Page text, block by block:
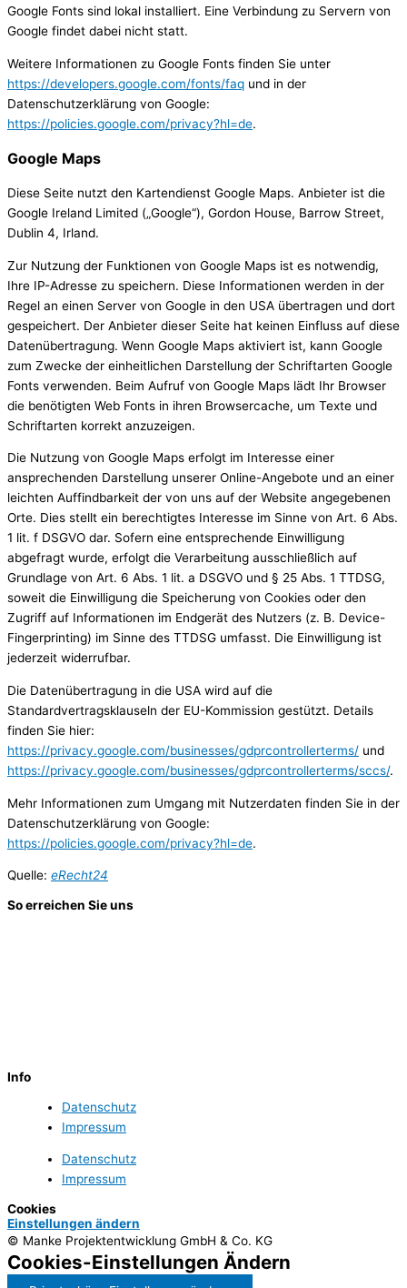
Google Fonts sind lokal installiert. Eine Verbindung zu Servern von
Google findet dabei nicht statt.
Weitere Informationen zu Google Fonts finden Sie unter
https://developers.google.com/fonts/faq und in der
Datenschutzerklärung von Google:
https://policies.google.com/privacy?hl=de.
Google Maps
Diese Seite nutzt den Kartendienst Google Maps. Anbieter ist die
Google Ireland Limited („Google“), Gordon House, Barrow Street,
Dublin 4, Irland.
Zur Nutzung der Funktionen von Google Maps ist es notwendig,
Ihre IP-Adresse zu speichern. Diese Informationen werden in der
Regel an einen Server von Google in den USA übertragen und dort
gespeichert. Der Anbieter dieser Seite hat keinen Einfluss auf diese
Datenübertragung. Wenn Google Maps aktiviert ist, kann Google
zum Zwecke der einheitlichen Darstellung der Schriftarten Google
Fonts verwenden. Beim Aufruf von Google Maps lädt Ihr Browser
die benötigten Web Fonts in ihren Browsercache, um Texte und
Schriftarten korrekt anzuzeigen.
Die Nutzung von Google Maps erfolgt im Interesse einer
ansprechenden Darstellung unserer Online-Angebote und an einer
leichten Auffindbarkeit der von uns auf der Website angegebenen
Orte. Dies stellt ein berechtigtes Interesse im Sinne von Art. 6 Abs.
1 lit. f DSGVO dar. Sofern eine entsprechende Einwilligung
abgefragt wurde, erfolgt die Verarbeitung ausschließlich auf
Grundlage von Art. 6 Abs. 1 lit. a DSGVO und § 25 Abs. 1 TTDSG,
soweit die Einwilligung die Speicherung von Cookies oder den
Zugriff auf Informationen im Endgerät des Nutzers (z. B. Device-
Fingerprinting) im Sinne des TTDSG umfasst. Die Einwilligung ist
jederzeit widerrufbar.
Die Datenübertragung in die USA wird auf die
Standardvertragsklauseln der EU-Kommission gestützt. Details
finden Sie hier:
https://privacy.google.com/businesses/gdprcontrollerterms/ und
https://privacy.google.com/businesses/gdprcontrollerterms/sccs/.
Mehr Informationen zum Umgang mit Nutzerdaten finden Sie in der
Datenschutzerklärung von Google:
https://policies.google.com/privacy?hl=de.
Quelle: eRecht24
So erreichen Sie uns
Info
Datenschutz
Impressum
Datenschutz
Impressum
Cookies
Einstellungen ändern
© Manke Projektentwicklung GmbH & Co. KG
Cookies-Einstellungen Ändern